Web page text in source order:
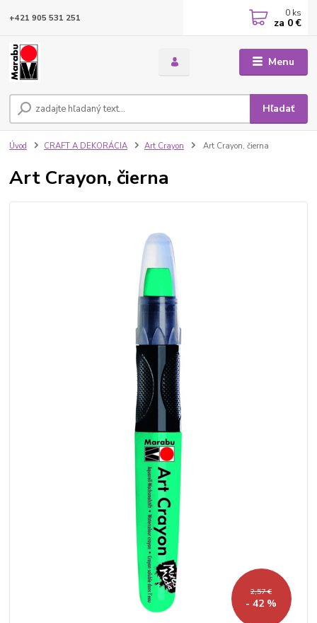
Menu
Hľadať
+421 905 531 251 0 ks
za 0 €
Úvod CRAFT A DEKORÁCIA Art Crayon Art Crayon, čierna
Art Crayon, čierna
2,57 €
- 42 %